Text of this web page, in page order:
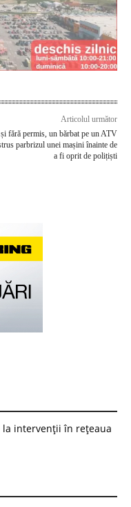
Articolul următor
fără permis, un bărbat pe un ATV
parbrizul unei mașini înainte de
a fi oprit de polițiști
intervenții în rețeaua